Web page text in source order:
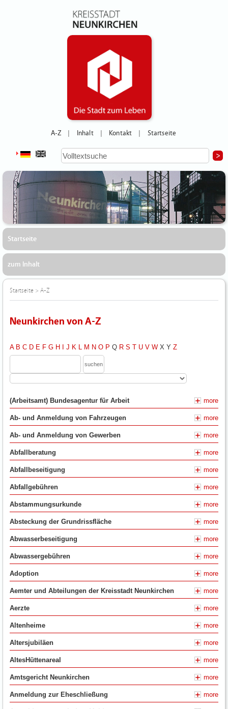
A-Z Inhalt Kontakt Startseite
Startseite
zum Inhalt
Startseite > A-Z
Neunkirchen von A-Z
A B C D E F G H I J K L M N O P Q R S T U V W X Y Z
(Arbeitsamt) Bundesagentur für Arbeit more
Ab- und Anmeldung von Fahrzeugen more
Ab- und Anmeldung von Gewerben more
Abfallberatung more
Abfallbeseitigung more
Abfallgebühren more
Abstammungsurkunde more
Absteckung der Grundrissfläche more
Abwasserbeseitigung more
Abwassergebühren more
Adoption more
Aemter und Abteilungen der Kreisstadt Neunkirchen more
Aerzte more
Altenheime more
Altersjubiläen more
AltesHüttenareal more
Amtsgericht Neunkirchen more
Anmeldung zur Eheschließung more